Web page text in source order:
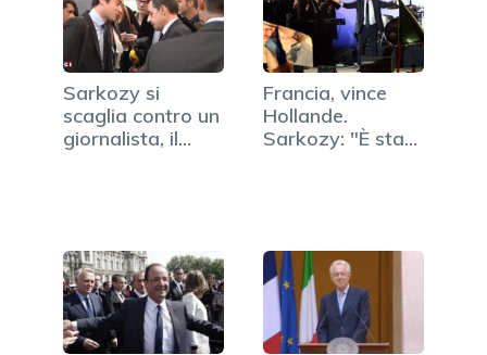
Sarkozy si
scaglia contro un
giornalista, il
Francia, vince
Hollande.
Sarkozy: "È stato